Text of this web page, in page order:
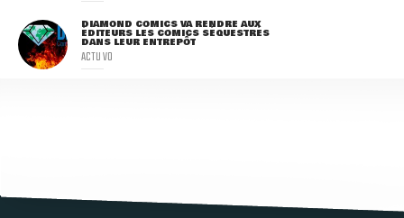
DIAMOND COMICS VA RENDRE AUX
ÉDITEURS LES COMICS SÉQUESTRÉS
DANS LEUR ENTREPÔT
ACTU VO